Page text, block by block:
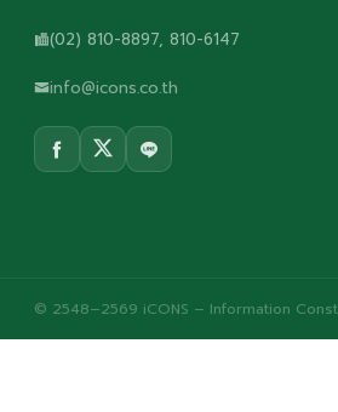
(02) 810-8897, 810-6147
info@icons.co.th
© 2548–2569 iCONS – Information